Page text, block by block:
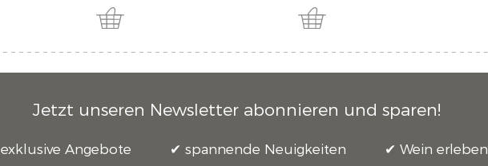
Jetzt unseren Newsletter abonnieren und sparen!
exklusive Angebote spannende Neuigkeiten Wein erleben